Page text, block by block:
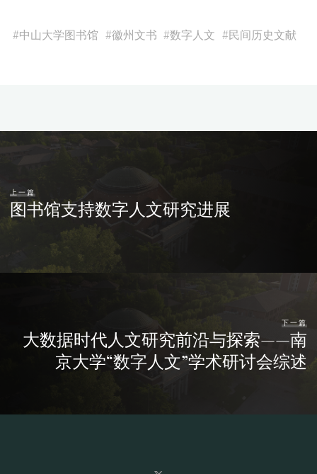
#中山大学图书馆 #徽州文书 #数字人文 #民间历史文献
上一篇
图书馆支持数字人文研究进展
下一篇
大数据时代人文研究前沿与探索——南
京大学“数字人文”学术研讨会综述